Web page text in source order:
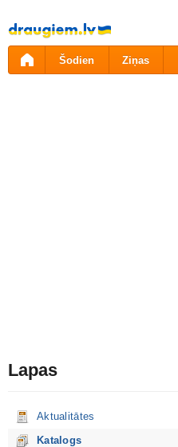
Pāriet
uz
saturu
Šodien Ziņas
Lapas
Aktualitātes
Katalogs